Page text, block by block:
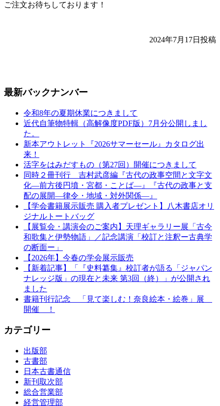
ご注文お待ちしております！
2024年7月17日投稿
最新バックナンバー
令和8年の夏期休業につきまして
近代自筆物特輯（高解像度PDF版）7月分公開しまし
た。
新本アウトレット『2026サマーセール』カタログ出
来！
活字をはみだすもの（第27回）開催につきまして
同時２冊刊行 吉村武彦編『古代の政事空間と文字文
化—前方後円墳・宮都・ことば—』『古代の政事と支
配の展開—律令・地域・対外関係—』
【学会書籍展示販売 購入者プレゼント】八木書店オリ
ジナルトートバッグ
【展覧会・講演会のご案内】天理ギャラリー展「古今
和歌集と伊勢物語」／記念講演「校訂と注釈ー古典学
の断面ー」
【2026年】今春の学会展示販売
【新着記事】「『史料纂集』校訂者が語る「ジャパン
ナレッジ版」の現在と未来 第3回（終）」が公開され
ました
書籍刊行記念 「見て楽しむ！奈良絵本・絵巻」展
開催 ！
カテゴリー
出版部
古書部
日本古書通信
新刊取次部
総合営業部
経営管理部